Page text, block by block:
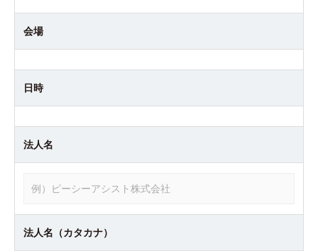
会場
日時
法人名
法人名（カタカナ）